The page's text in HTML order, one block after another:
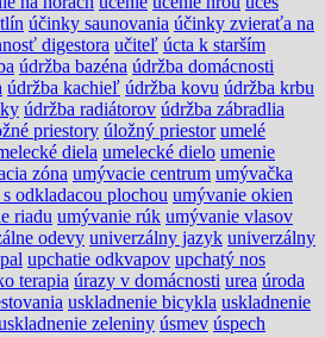
účinky saunovania účinky zvieraťa na
digestora učiteľ úcta k starším
údržba bazéna údržba domácnosti
údržba kachieľ údržba kovu údržba krbu
údržba radiátorov údržba zábradlia
priestory úložný priestor umelé
diela umelecké dielo umenie
zóna umývacie centrum umývačka
odkladacou plochou umývanie okien
riadu umývanie rúk umývanie vlasov
odevy univerzálny jazyk univerzálny
upchatie odkvapov upchatý nos
terapia úrazy v domácnosti urea úroda
uskladnenie bicykla uskladnenie
zeleniny úsmev úspech